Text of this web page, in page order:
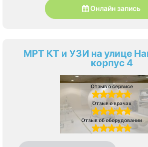
Онлайн запись
МРТ КТ и УЗИ на улице
корпус 4
Отзыв о сервисе
Отзыв о врачах
Отзыв об оборудовании